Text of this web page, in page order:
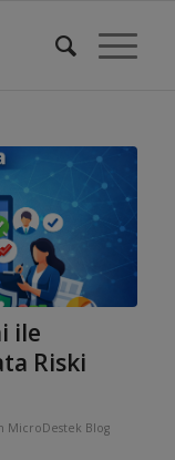
ile
Riski
MicroDestek Blog